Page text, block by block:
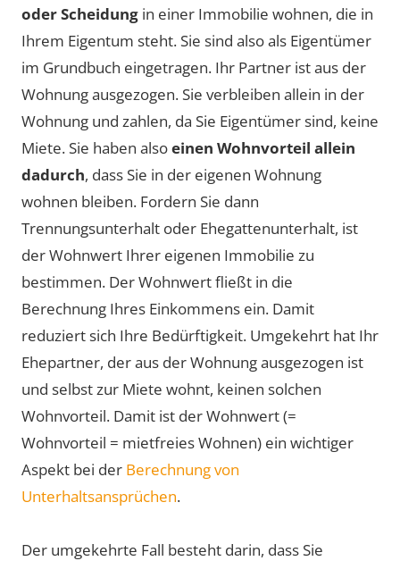
oder Scheidung in einer Immobilie wohnen, die in
Ihrem Eigentum steht. Sie sind also als Eigentümer
im Grundbuch eingetragen. Ihr Partner ist aus der
Wohnung ausgezogen. Sie verbleiben allein in der
Wohnung und zahlen, da Sie Eigentümer sind, keine
Miete. Sie haben alsoeinen Wohnvorteil allein
dadurch, dass Sie in der eigenen Wohnung
wohnen bleiben. Fordern Sie dann
Trennungsunterhalt oder Ehegattenunterhalt, ist
der Wohnwert Ihrer eigenen Immobilie zu
bestimmen. Der Wohnwert fließt in die
Berechnung Ihres Einkommens ein. Damit
reduziert sich Ihre Bedürftigkeit. Umgekehrt hat Ihr
Ehepartner, der aus der Wohnung ausgezogen ist
und selbst zur Miete wohnt, keinen solchen
Wohnvorteil. Damit ist der Wohnwert (=
Wohnvorteil = mietfreies Wohnen) ein wichtiger
Aspekt bei der Berechnung von
Unterhaltsansprüchen.
Der umgekehrte Fall besteht darin, dass Sie